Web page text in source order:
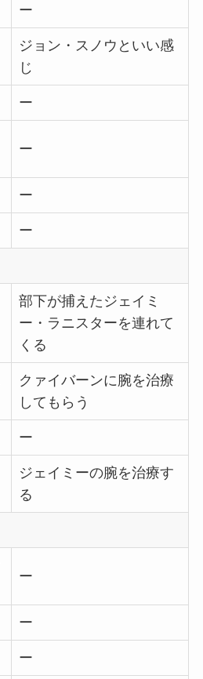
ー
ジョン・スノウといい感
じ
ー
ー
ー
ー
部下が捕えたジェイミ
ー・ラニスターを連れて
くる
クァイバーンに腕を治療
してもらう
ー
ジェイミーの腕を治療す
る
ー
ー
ー